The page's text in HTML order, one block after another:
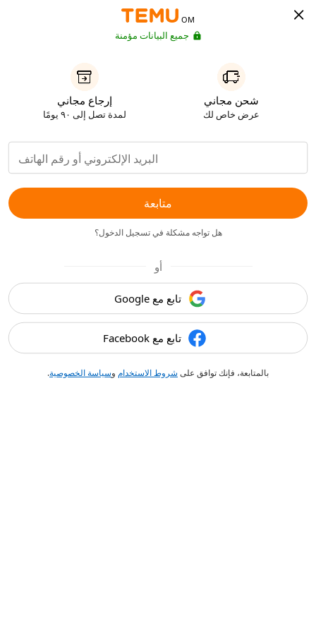
OM
جميع البيانات مؤمنة
شحن مجاني
عرض خاص لك
إرجاع مجاني
لمدة تصل إلى ٩٠ يومًا
متابعة
هل تواجه مشكلة في تسجيل الدخول؟
أو
تابع مع Google
تابع مع Facebook
بالمتابعة، فإنك توافق على شروط الاستخدام وسياسة الخصوصية.